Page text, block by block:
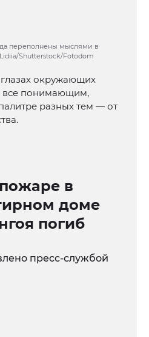
переполнены мыслями в
Shutterstock/Fotodom
окружающих
все понимающим,
разных тем — от
в
доме
погиб